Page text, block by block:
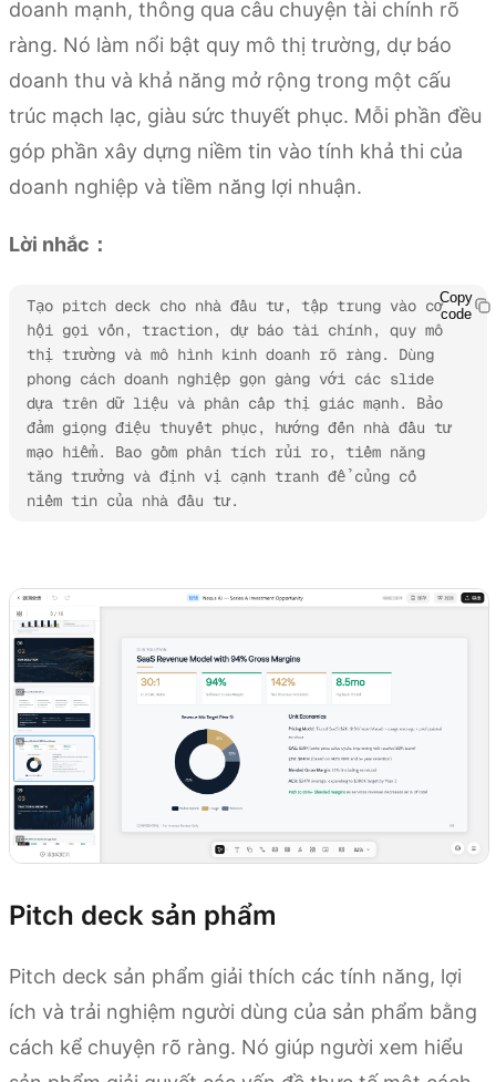
doanh mạnh, thông qua câu chuyện tài chính rõ
ràng. Nó làm nổi bật quy mô thị trường, dự báo
doanh thu và khả năng mở rộng trong một cấu
trúc mạch lạc, giàu sức thuyết phục. Mỗi phần đều
góp phần xây dựng niềm tin vào tính khả thi của
doanh nghiệp và tiềm năng lợi nhuận.
Lời nhắc：
Tạo pitch deck cho nhà đầu tư, tập trung vào cơ
hội gọi vốn, traction, dự báo tài chính, quy mô
thị trường và mô hình kinh doanh rõ ràng. Dùng
phong cách doanh nghiệp gọn gàng với các slide
dựa trên dữ liệu và phân cấp thị giác mạnh. Bảo
đảm giọng điệu thuyết phục, hướng đến nhà đầu tư
mạo hiểm. Bao gồm phân tích rủi ro, tiềm năng
tăng trưởng và định vị cạnh tranh để củng cố
niềm tin của nhà đầu tư.
Copy
code
Pitch deck sản phẩm
Pitch deck sản phẩm giải thích các tính năng, lợi
ích và trải nghiệm người dùng của sản phẩm bằng
cách kể chuyện rõ ràng. Nó giúp người xem hiểu